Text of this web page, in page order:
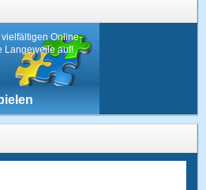
Online-
Langeweile auf!